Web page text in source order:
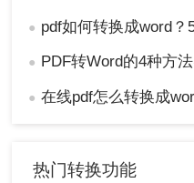
● pdf如何转换成word？5种
● PDF转Word的4种方法实测：在线
● 在线pdf怎么转换成word文档？PDF猫
热门转换功能